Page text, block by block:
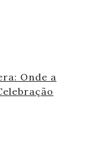
Onde a